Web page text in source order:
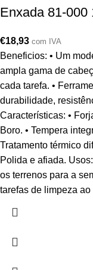
Enxada 81-000
€18,93 com IVA
Beneficios: • Um
ampla gama de
cada tarefa. •
durabilidade,
Características: •
Boro. • Tempera
Tratamento térmico
Polida e afiada.
os terrenos para a
tarefas de limpeza